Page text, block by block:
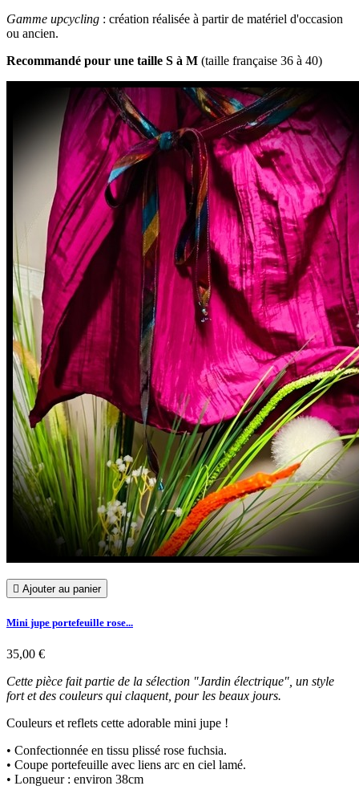
Gamme upcycling : création réalisée à partir de matériel d'occasion
ou ancien.
Recommandé pour une taille S à M (taille française 36 à 40)
 Ajouter au panier
Mini jupe portefeuille rose...
35,00 €
Cette pièce fait partie de la sélection "Jardin électrique", un style
fort et des couleurs qui claquent, pour les beaux jours.
Couleurs et reflets cette adorable mini jupe !
• Confectionnée en tissu plissé rose fuchsia.
• Coupe portefeuille avec liens arc en ciel lamé.
• Longueur : environ 38cm